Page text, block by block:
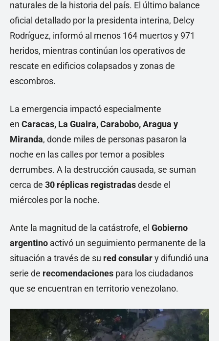
naturales de la historia del país. El último balance
oficial detallado por la presidenta interina, Delcy
Rodríguez, informó al menos 164 muertos y 971
heridos, mientras continúan los operativos de
rescate en edificios colapsados y zonas de
escombros.
La emergencia impactó especialmente
en Caracas, La Guaira, Carabobo, Aragua y
Miranda, donde miles de personas pasaron la
noche en las calles por temor a posibles
derrumbes. A la destrucción causada, se suman
cerca de 30 réplicas registradasdesde el
miércoles por la noche.
Ante la magnitud de la catástrofe, el Gobierno
argentino activó un seguimiento permanente de la
situación a través de su red consulary difundió una
serie de recomendaciones para los ciudadanos
que se encuentran en territorio venezolano.